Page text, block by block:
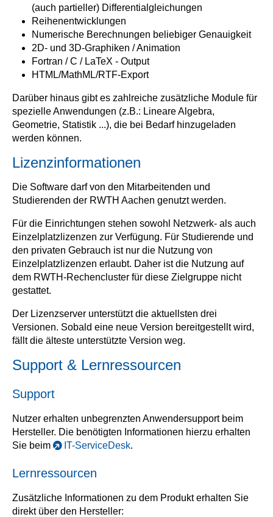
(auch partieller) Differentialgleichungen
Reihenentwicklungen
Numerische Berechnungen beliebiger Genauigkeit
2D- und 3D-Graphiken / Animation
Fortran / C / LaTeX - Output
HTML/MathML/RTF-Export
Darüber hinaus gibt es zahlreiche zusätzliche Module für
spezielle Anwendungen (z.B.: Lineare Algebra,
Geometrie, Statistik ...), die bei Bedarf hinzugeladen
werden können.
Lizenzinformationen
Die Software darf von den Mitarbeitenden und
Studierenden der RWTH Aachen genutzt werden.
Für die Einrichtungen stehen sowohl Netzwerk- als auch
Einzelplatzlizenzen zur Verfügung. Für Studierende und
den privaten Gebrauch ist nur die Nutzung von
Einzelplatzlizenzen erlaubt. Daher ist die Nutzung auf
dem RWTH-Rechencluster für diese Zielgruppe nicht
gestattet.
Der Lizenzserver unterstützt die aktuellsten drei
Versionen. Sobald eine neue Version bereitgestellt wird,
fällt die älteste unterstützte Version weg.
Support & Lernressourcen
Support
Nutzer erhalten unbegrenzten Anwendersupport beim
Hersteller. Die benötigten Informationen hierzu erhalten
Sie beim
IT-ServiceDesk.
Lernressourcen
Zusätzliche Informationen zu dem Produkt erhalten Sie
direkt über den Hersteller: